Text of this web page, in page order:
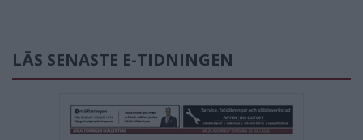
LÄS SENASTE E-TIDNINGEN